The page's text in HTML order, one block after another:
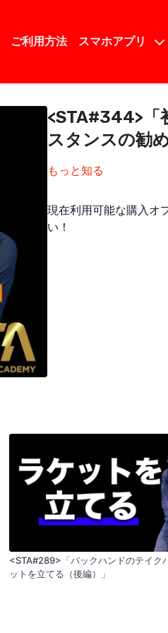
ご利用方法 スマホアプリ
<STA#344>「
スタンスの勧め
もっと知る
現在利用可能な購入オ
い！
<STA#289>「バックハンドのテイク
ットを立てる（後編）」